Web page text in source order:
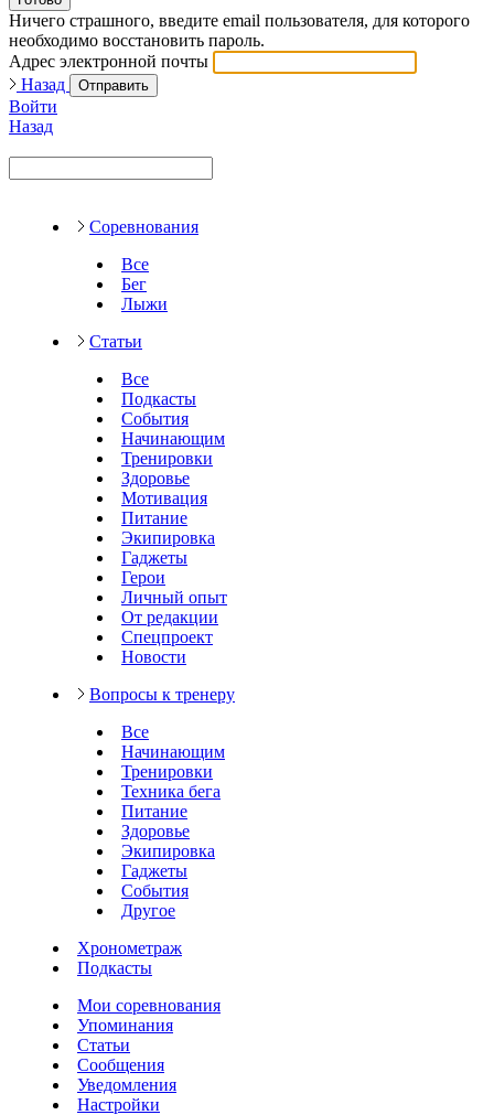
Ничего страшного, введите email пользователя, для которого
необходимо восстановить пароль.
Адрес электронной почты
Назад
Отправить
Войти
Назад
Соревнования
Все
Бег
Лыжи
Статьи
Все
Подкасты
События
Начинающим
Тренировки
Здоровье
Мотивация
Питание
Экипировка
Гаджеты
Герои
Личный опыт
От редакции
Спецпроект
Новости
Вопросы к тренеру
Все
Начинающим
Тренировки
Техника бега
Питание
Здоровье
Экипировка
Гаджеты
События
Другое
Хронометраж
Подкасты
Мои соревнования
Упоминания
Статьи
Сообщения
Уведомления
Настройки